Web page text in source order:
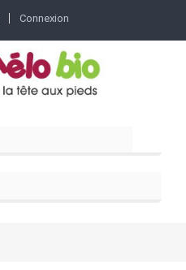
Connexion